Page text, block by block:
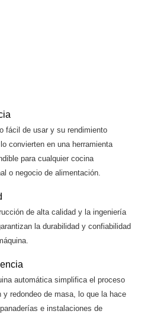
fácil de usar y su rendimiento
convierten en una herramienta
para cualquier cocina
o negocio de alimentación.
de alta calidad y la ingeniería
la durabilidad y confiabilidad
automática simplifica el proceso
y redondeo de masa, lo que la hace
e instalaciones de